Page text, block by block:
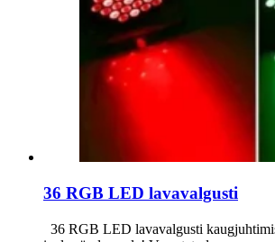
36 RGB LED lavavalgusti
36 RGB LED lavavalgusti